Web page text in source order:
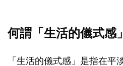
何謂「生活的儀式感
「生活的儀式感」是指在平